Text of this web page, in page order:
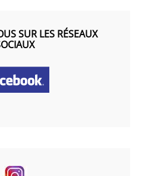
SUR LES RÉSEAUX